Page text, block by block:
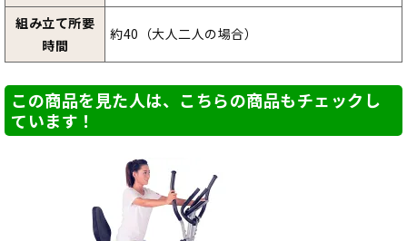
組み立て所要
時間
約40（大人二人の場合）
この商品を見た人は、こちらの商品もチェックし
ています！